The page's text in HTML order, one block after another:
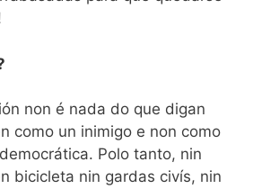
non é nada do que digan
como un inimigo e non como
Polo tanto, nin
bicicleta nin gardas civís, nin